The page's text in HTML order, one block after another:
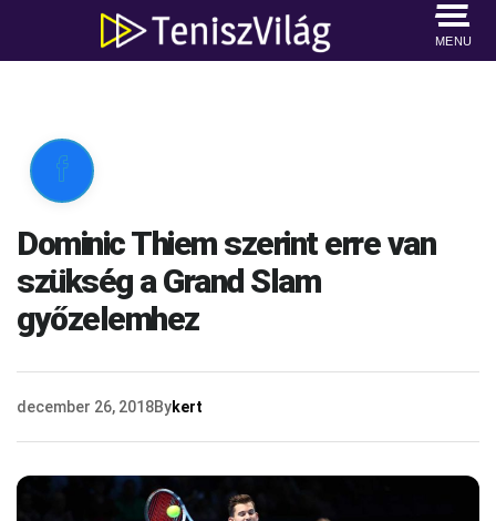
MENU

Dominic Thiem szerint erre van
szükség a Grand Slam
győzelemhez
december 26, 2018Bykert